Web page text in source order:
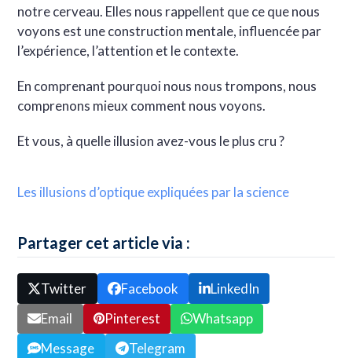
notre cerveau. Elles nous rappellent que ce que nous
voyons est une construction mentale, influencée par
l’expérience, l’attention et le contexte.
En comprenant pourquoi nous nous trompons, nous
comprenons mieux comment nous voyons.
Et vous, à quelle illusion avez-vous le plus cru ?
Les illusions d’optique expliquées par la science
Partager cet article via :
Twitter Facebook
LinkedIn
Email
Pinterest
Whatsapp
Message
Telegram